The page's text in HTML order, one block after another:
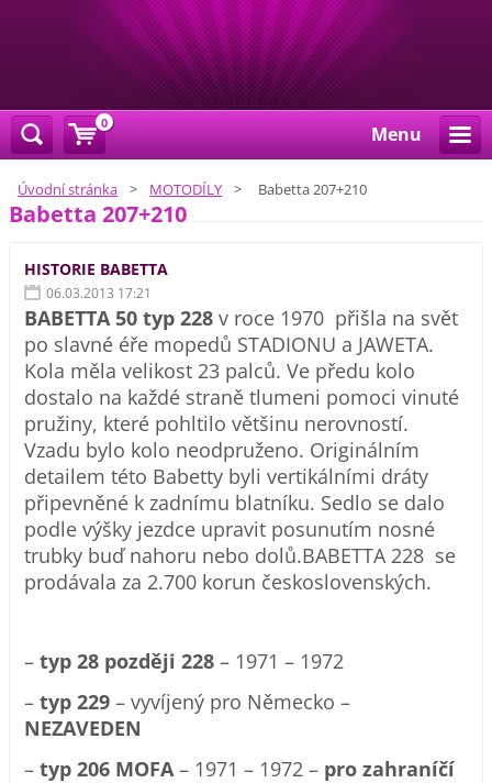
Menu
Úvodní stránka > MOTODÍLY > Babetta 207+210
Babetta 207+210
HISTORIE BABETTA
06.03.2013 17:21
BABETTA 50 typ 228 v roce 1970 přišla na svět
po slavné éře mopedů STADIONU a JAWETA.
Kola měla velikost 23 palců. Ve předu kolo
dostalo na každé straně tlumeni pomoci vinuté
pružiny, které pohltilo většinu nerovností.
Vzadu bylo kolo neodpruženo. Originálním
detailem této Babetty byli vertikálními dráty
připevněné k zadnímu blatníku. Sedlo se dalo
podle výšky jezdce upravit posunutím nosné
trubky buď nahoru nebo dolů.BABETTA 228 se
prodávala za 2.700 korun československých.
–typ 28 později 228 – 1971 – 1972
–typ 229 – vyvíjený pro Německo –
NEZAVEDEN
–typ 206 MOFA– 1971 – 1972 – pro zahraníčí
0